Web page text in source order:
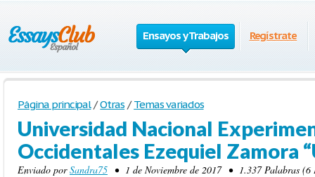
Ensayos y Trabajos Regístrate
Página principal / Otras / Temas variados
Universidad Nacional
Occidentales Ezequiel Zamora
Enviado porSandra75 • 1 de Noviembre de 2017 • 1.337 Palabras